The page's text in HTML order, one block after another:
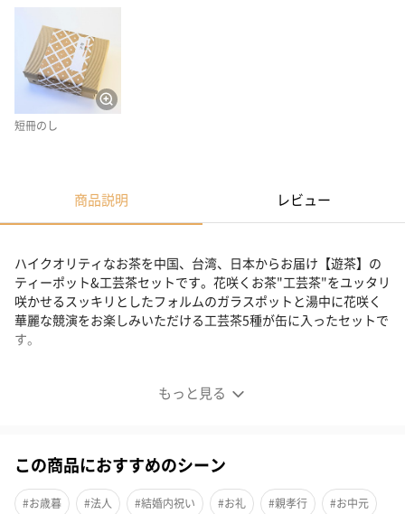
短冊のし
商品説明 レビュー
もっと見る
ハイクオリティなお茶を中国、台湾、日本からお届け【遊茶】の
ティーポット&工芸茶セットです。花咲くお茶"工芸茶"をユッタリ
咲かせるスッキリとしたフォルムのガラスポットと湯中に花咲く
華麗な競演をお楽しみいただける工芸茶5種が缶に入ったセットで
す。
花咲く”ティーポット&工芸茶コレクションセット”
に花咲く工芸茶5種が入った缶のセットになります。
お茶は楽しみたいけれど、準備と後始末が面倒…というお悩みの
この商品におすすめのシーン
#お歳暮 #法人 #結婚内祝い #お礼 #親孝行 #お中元